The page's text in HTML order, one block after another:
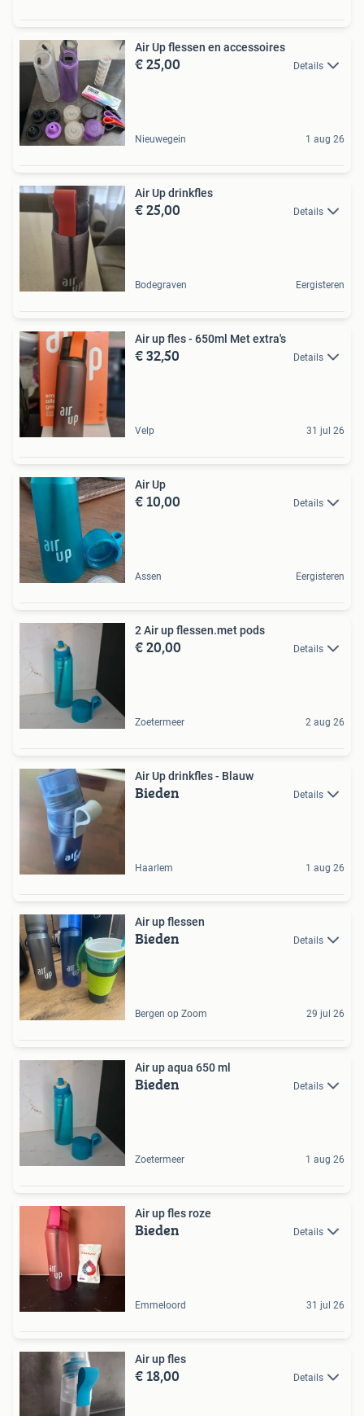
Air Up flessen en accessoires
€ 25,00 Details
Nieuwegein 1 aug 26
Air Up drinkfles
€ 25,00 Details
Bodegraven Eergisteren
Air up fles - 650ml Met extra's
€ 32,50 Details
Velp 31 jul 26
Air Up
€ 10,00 Details
Assen Eergisteren
2 Air up flessen.met pods
€ 20,00 Details
Zoetermeer 2 aug 26
Air Up drinkfles - Blauw
Bieden Details
Haarlem 1 aug 26
Air up flessen
Bieden Details
Bergen op Zoom 29 jul 26
Air up aqua 650 ml
Bieden Details
Zoetermeer 1 aug 26
Air up fles roze
Bieden Details
Emmeloord 31 jul 26
Air up fles
€ 18,00 Details